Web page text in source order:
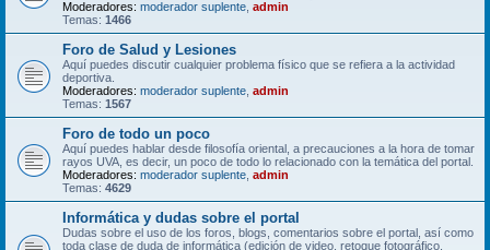
Moderadores: moderador suplente admin
Temas: 1466
Foro de Salud y Lesiones
Aquí puedes discutir cualquier problema físico que se refiera a la actividad
deportiva.
Moderadores: moderador suplente admin
Temas: 1567
Foro de todo un poco
Aquí puedes hablar desde filosofía oriental, a precauciones a la hora de tomar
rayos UVA, es decir, un poco de todo lo relacionado con la temática del portal.
Moderadores: moderador suplente admin
Temas: 4629
Informática y dudas sobre el portal
Dudas sobre el uso de los foros, blogs, comentarios sobre el portal, así como
toda clase de duda de informática (edición de video, retoque fotográfico,